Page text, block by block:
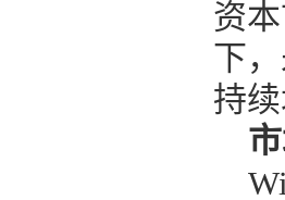
资
下
持